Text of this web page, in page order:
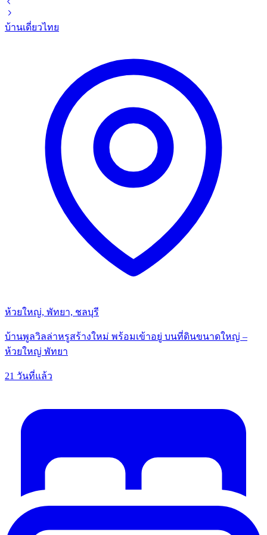
บ้านเดี่ยวไทย
ห้วยใหญ่, พัทยา, ชลบุรี
บ้านพูลวิลล่าหรูสร้างใหม่ พร้อมเข้าอยู่ บนที่ดินขนาดใหญ่ –
ห้วยใหญ่ พัทยา
21 วันที่แล้ว